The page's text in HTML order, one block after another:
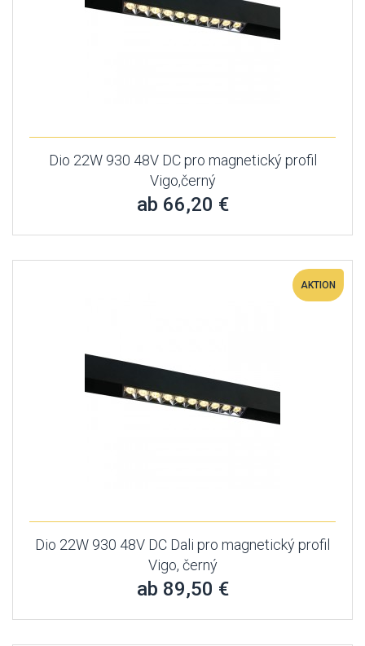
Dio 22W 930 48V DC pro magnetický profil
Vigo,černý
ab 66,20 €
AKTION
Dio 22W 930 48V DC Dali pro magnetický profil
Vigo, černý
ab 89,50 €